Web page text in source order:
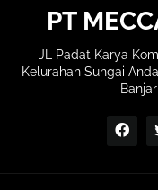
PT
JL Padat Karya
Kelurahan Sungai